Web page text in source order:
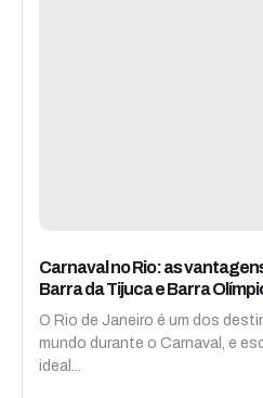
Carnaval no Rio: as
Barra da Tijuca e Barra
O Rio de Janeiro é um dos
mundo durante o Carnaval, e
ideal...